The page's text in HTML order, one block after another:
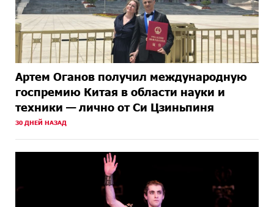
Артем Оганов получил международную
госпремию Китая в области науки и
техники — лично от Си Цзиньпиня
30 ДНЕЙ НАЗАД